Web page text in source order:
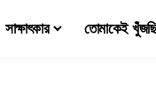
সাক্ষাৎকার তোমাকেই